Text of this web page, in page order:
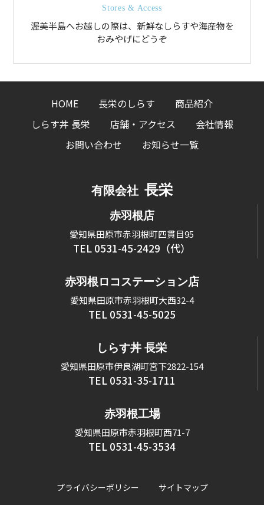
Stores & Access
渥美半島へお越しの際は、新鮮なしらすや海産物を
おみやげにどうぞ
HOME 長栄のしらす
商品紹介
しらす丼 長栄
店舗・アクセス
会社情報
お問い合わせ
お知らせ一覧
有限会社 長栄
赤羽根店
愛知県田原市赤羽根町四貫目95
TEL 0531-45-2429（代）
赤羽根ロコステーション店
愛知県田原市赤羽根町大西32-4
TEL 0531-45-5025
しらす丼 長栄
愛知県田原市伊良湖町宮下2822-154
TEL 0531-35-1711
赤羽根工場
愛知県田原市赤羽根町西71-7
TEL 0531-45-3534
プライバシーポリシー サイトマップ